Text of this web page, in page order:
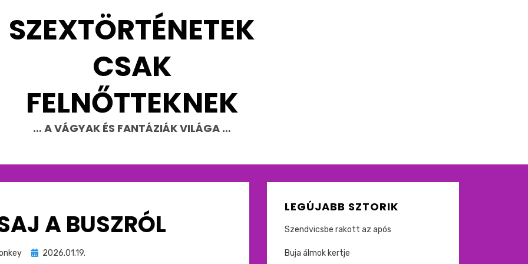
SZEXTÖRTÉNETEK
CSAK
FELNŐTTEKNEK
… A VÁGYAK ÉS FANTÁZIÁK VILÁGA …
A BUSZRÓL
Beküldve
2026.01.19.
LEGÚJABB SZTORIK
Szendvicsbe rakott az após
Buja álmok kertje